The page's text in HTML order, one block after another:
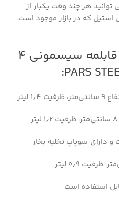
هر چند وقت یکبار از
که در بازار موجود است،
ویژگی‌های سرویس قابلمه سیسمونی ۴
و دارای سوپاپ تخلیه بخار
استفاده است